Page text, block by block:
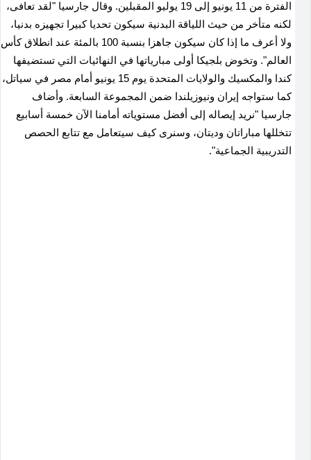
الفترة من ⁠11 يونيو إلى 19 يوليو ⁠المقبلين. وقال ⁠جارسيا "لقد تعافى،
لكنه متأخر من حيث اللياقة البدنية سيكون تحديا كبيرا تجهيزه بدنيا،
ولا أعرف ما إذا كان سيكون جاهزا بنسبة 100 بالمئة عند انطلاق كأس
العالم". وتخوض بلجيكا ​أولى مبارياتها في النهائيات التي تستضيفها
كندا والمكسيك والولايات المتحدة يوم 15 يونيو أمام مصر في سياتل،
كما ستواجه إيران ونيوزيلندا ضمن المجموعة السابعة. وأضاف
جارسيا "نريد إيصاله إلى أفضل مستوياته أمامنا الآن خمسة أسابيع
تتخللها مباراتان وديتان، وسنرى كيف سيتعامل ‌مع تتابع الحصص ​
التدريبية الجماعية".